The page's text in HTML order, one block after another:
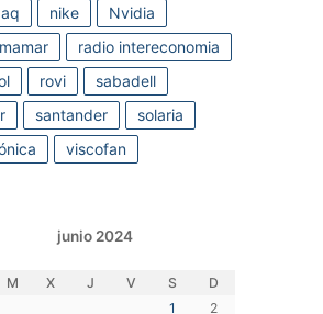
nike
Nvidia
radio intereconomia
rovi
sabadell
santander
solaria
viscofan
junio 2024
M X J V S
D
1
2